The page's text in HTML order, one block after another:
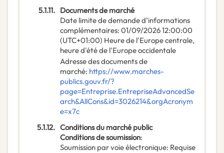
5.1.11. Documents de marché
Date limite de demande d’informations
complémentaires: 01/09/202612:00:00
(UTC+01:00) Heure de l'Europe centrale,
heure d'été de l'Europe occidentale
Adresse des documents de
marché: https://www.marches-
publics.gouv.fr/?
page=Entreprise.EntrepriseAdvancedSe
arch&AllCons&id=3026214&orgAcronym
e=x7c
5.1.12. Conditions du marché public
Conditions de soumission:
Soumission par voie électronique: Requise